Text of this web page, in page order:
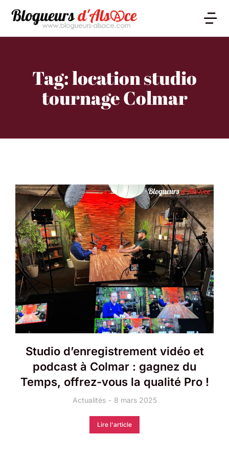
Tag: location studio
tournage Colmar
Studio d’enregistrement vidéo et
podcast à Colmar : gagnez du
Temps, offrez-vous la qualité Pro !
Actualités 8 mars 2025
Lire l'article